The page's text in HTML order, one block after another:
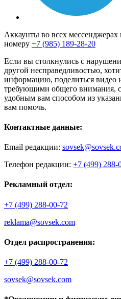
Аккаунты во всех
номеру +7 (985) 189-28-20
Если вы столкнулись с
другой несправедливостью,
информацию, поделиться видео
требующими общего внимания,
удобным вам способом из
вам помочь.
Контактные данные:
Email редакции:
Телефон редакции: +7 (499) 288-
Рекламный отдел:
+7 (499) 288-00-72
reklama@sovsek.com
Отдел распространения:
+7 (499) 288-00-72
sovsek@sovsek.com